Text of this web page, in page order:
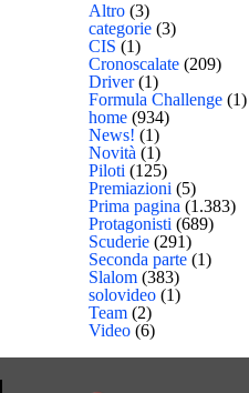
Altro (3)
categorie (3)
CIS (1)
Cronoscalate (209)
Driver(1)
Formula Challenge (1)
home (934)
News! (1)
Novità (1)
Piloti (125)
Premiazioni (5)
Prima pagina (1.383)
Protagonisti (689)
Scuderie (291)
Seconda parte (1)
Slalom (383)
solovideo (1)
Team (2)
Video (6)